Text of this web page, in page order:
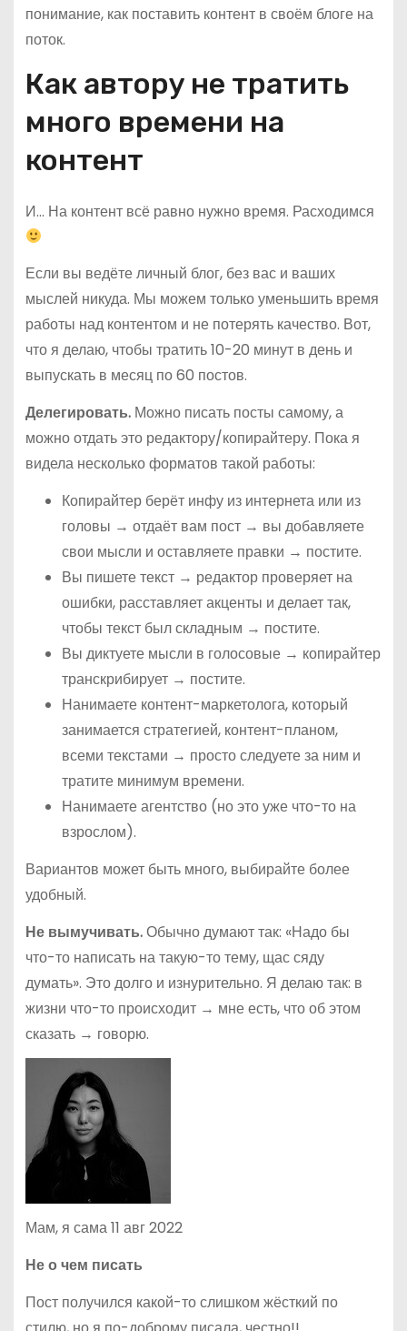
понимание, как поставить контент в своём блоге на
поток.
Как автору не тратить
много времени на
контент
И… На контент всё равно нужно время. Расходимся
Если вы ведёте личный блог, без вас и ваших
мыслей никуда. Мы можем только уменьшить время
работы над контентом и не потерять качество. Вот,
что я делаю, чтобы тратить 10-20 минут в день и
выпускать в месяц по 60 постов.
Делегировать.Можно писать посты самому, а
можно отдать это редактору/копирайтеру. Пока я
видела несколько форматов такой работы:
Копирайтер берёт инфу из интернета или из
головы → отдаёт вам пост → вы добавляете
свои мысли и оставляете правки → постите.
Вы пишете текст → редактор проверяет на
ошибки, расставляет акценты и делает так,
чтобы текст был складным → постите.
Вы диктуете мысли в голосовые → копирайтер
транскрибирует → постите.
Нанимаете контент-маркетолога, который
занимается стратегией, контент-планом,
всеми текстами → просто следуете за ним и
тратите минимум времени.
Нанимаете агентство (но это уже что-то на
взрослом).
Вариантов может быть много, выбирайте более
удобный.
Не вымучивать.Обычно думают так: «Надо бы
что-то написать на такую-то тему, щас сяду
думать». Это долго и изнурительно. Я делаю так: в
жизни что-то происходит → мне есть, что об этом
сказать → говорю.
Мам, я сама 11 авг 2022
Не о чем писать
Пост получился какой-то слишком жёсткий по